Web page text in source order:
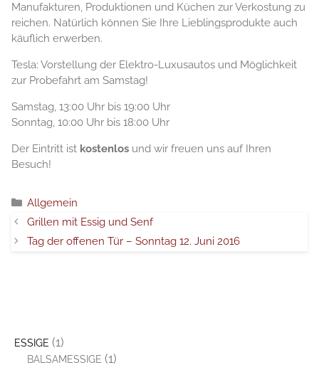
Manufakturen, Produktionen und Küchen zur Verkostung zu
reichen. Natürlich können Sie Ihre Lieblingsprodukte auch
käuflich erwerben.
Tesla: Vorstellung der Elektro-Luxusautos und Möglichkeit
zur Probefahrt am Samstag!
Samstag, 13:00 Uhr bis 19:00 Uhr
Sonntag, 10:00 Uhr bis 18:00 Uhr
Der Eintritt ist kostenlos und wir freuen uns auf Ihren
Besuch!
Categorie
Allgemein
Grillen mit Essig und Senf
Tag der offenen Tür – Sonntag 12. Juni 2016
ESSIGE (1)
BALSAMESSIGE (1)